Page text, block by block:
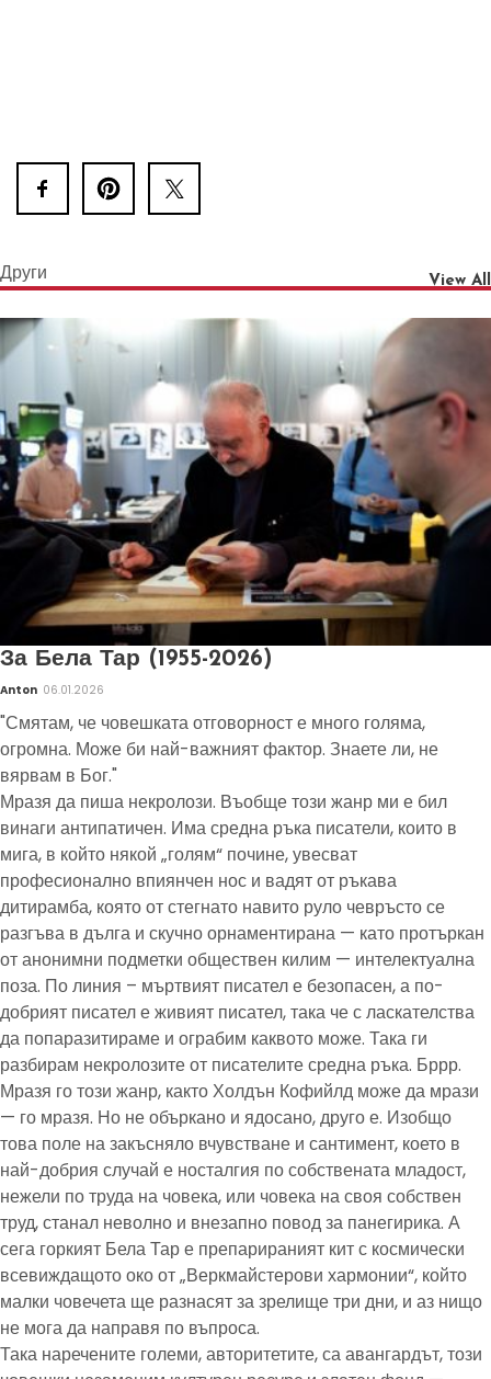
Други View All
За Бела Тар (1955-2026)
Anton 06.01.2026
"Смятам, че човешката отговорност е много голяма,
огромна. Може би най-важният фактор. Знаете ли, не
вярвам в Бог."
Мразя да пиша некролози. Въобще този жанр ми е бил
винаги антипатичен. Има средна ръка писатели, които в
мига, в който някой „голям“ почине, увесват
професионално впиянчен нос и вадят от ръкава
дитирамба, която от стегнато навито руло чевръсто се
разгъва в дълга и скучно орнаментирана — като протъркан
от анонимни подметки обществен килим — интелектуална
поза. По линия – мъртвият писател е безопасен, а по-
добрият писател е живият писател, така че с ласкателства
да попаразитираме и ограбим каквото може. Така ги
разбирам некролозите от писателите средна ръка. Бррр.
Мразя го този жанр, както Холдън Кофийлд може да мрази
— го мразя. Но не объркано и ядосано, друго е. Изобщо
това поле на закъсняло вчувстване и сантимент, което в
най-добрия случай е носталгия по собствената младост,
нежели по труда на човека, или човека на своя собствен
труд, станал неволно и внезапно повод за панегирика. А
сега горкият Бела Тар е препарираният кит с космически
всевиждащото око от „Веркмайстерови хармонии“, който
малки човечета ще разнасят за зрелище три дни, и аз нищо
не мога да направя по въпроса.
Така наречените големи, авторитетите, са авангардът, този